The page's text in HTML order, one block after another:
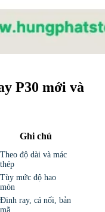
P30 mới và
Ghi chú
Theo độ dài và mác
thép
Tùy mức độ hao
mòn
Đinh ray, cá nối, bản
mã…